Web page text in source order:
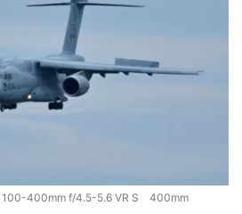
100-400mm f/4.5-5.6 VR S 400mm